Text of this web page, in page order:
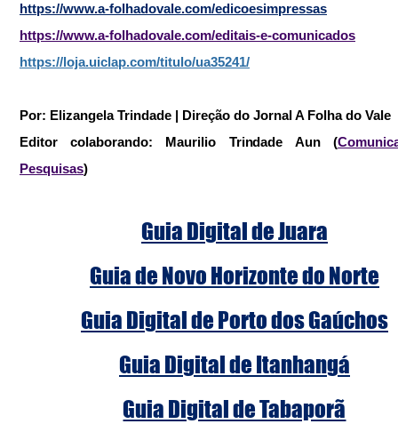
https://www.a-folhadovale.com/edicoesimpressas
https://www.a-folhadovale.com/editais-e-comunicados
https://loja.uiclap.com/titulo/ua35241/
Por: Elizangela Trindade | Direção do Jornal A Folha do Vale
Editor colaborando: Maurilio Trindade Aun (
Pesquisas)
Guia Digital de Juara
Guia de Novo Horizonte do Norte
Guia Digital de Porto dos Gaúchos
Guia Digital de Itanhangá
Guia Digital de Tabaporã